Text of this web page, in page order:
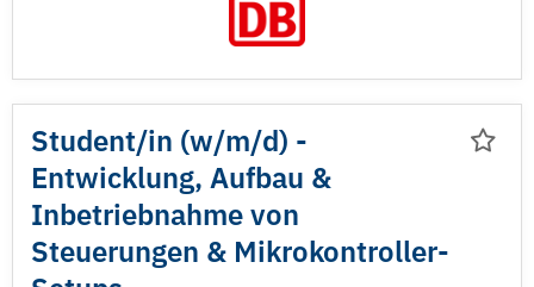
Student/in (w/m/d) -
Entwicklung, Aufbau &
Inbetriebnahme von
Steuerungen & Mikrokontroller-